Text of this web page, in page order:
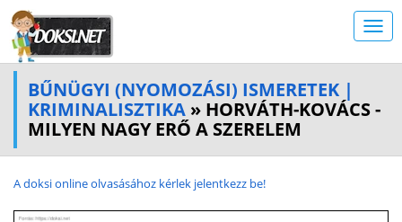
BŰNÜGYI (NYOMOZÁSI) ISMERETEK |
KRIMINALISZTIKA » HORVÁTH-KOVÁCS -
MILYEN NAGY ERŐ A SZERELEM
A doksi online olvasásához kérlek jelentkezz be!